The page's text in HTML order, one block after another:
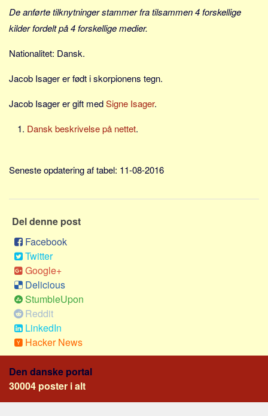
Transport
Alle
Aspekter
Køb og salg
Jura og regler
Skatter og afgifter
Praktisk
Dokumenttyper
Emner
Skribenter
Personer
Steder
Kilder
Om
Forhistorien
Redigering
De anførte tilknytninger stammer fra tilsammen 4 forskellige
kilder fordelt på 4 forskellige medier.
Nationalitet: Dansk.
Jacob Isager er født i skorpionens tegn.
Jacob Isager er gift medSigne Isager.
Dansk beskrivelse på nettet.
Seneste opdatering af tabel: 11-08-2016
Del denne post
Facebook
Twitter
Google+
Delicious
StumbleUpon
Reddit
LinkedIn
Hacker News
Den danske portal
30004 poster i alt